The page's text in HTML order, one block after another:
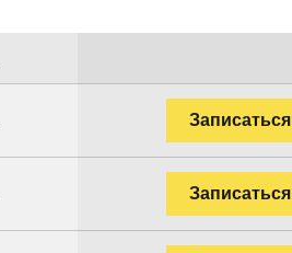
Записаться
Записаться